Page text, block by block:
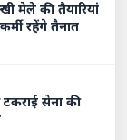
मेले की तैयारियां
रहेंगे तैनात
सेना की